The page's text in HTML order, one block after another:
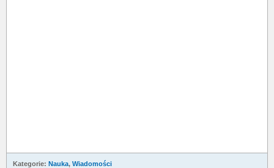
Kategorie: Nauka, Wiadomości